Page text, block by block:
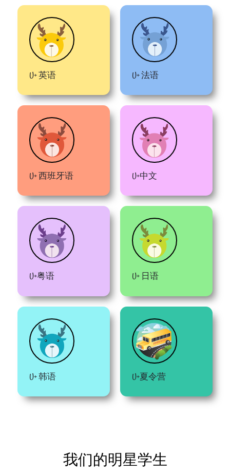
U+ 英语 U+ 法语
U+ 西班牙语 U+中文
U+粤语 U+ 日语
U+ 韩语 U+夏令营
我们的明星学生